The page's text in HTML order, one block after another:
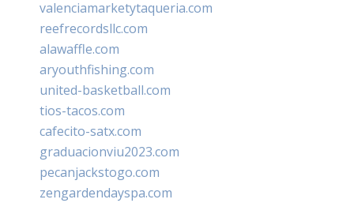
valenciamarketytaqueria.com
reefrecordsllc.com
alawaffle.com
aryouthfishing.com
united-basketball.com
tios-tacos.com
cafecito-satx.com
graduacionviu2023.com
pecanjackstogo.com
zengardendayspa.com